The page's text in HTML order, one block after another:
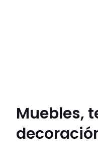
Muebles,